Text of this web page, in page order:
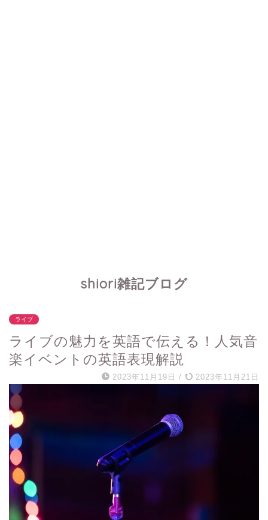
shiori雑記ブログ
ライブ
ライブの魅力を英語で伝える！人気音
楽イベントの英語表現解説
2023年11月19日 / 2023年11月21日